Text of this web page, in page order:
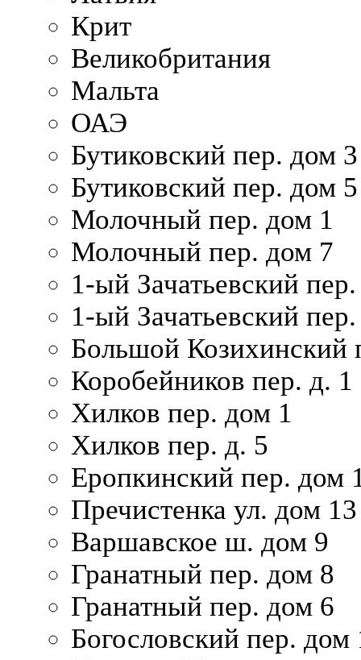
Крит
Великобритания
Мальта
ОАЭ
Бутиковский пер. дом 3
Бутиковский пер. дом 5
Молочный пер. дом 1
Молочный пер. дом 7
1-ый Зачатьевский
1-ый Зачатьевский
Большой Козихинский
Коробейников пер. д. 1
Хилков пер. дом 1
Хилков пер. д. 5
Еропкинский пер. дом
Пречистенка ул. дом 13
Варшавское ш. дом 9
Гранатный пер. дом 8
Гранатный пер. дом 6
Богословский пер.